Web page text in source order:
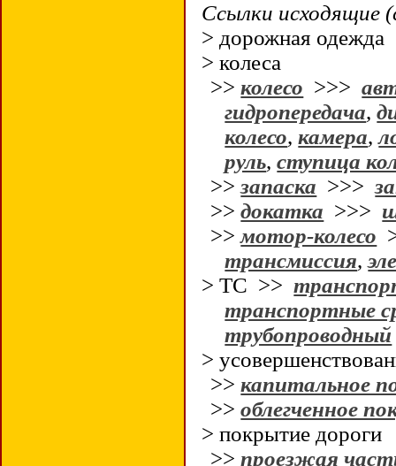
Ссылки исходящие
> дорожная
> колеса
>>колесо >>>
гидропередача,
колесо,камера,
руль,ступица
>>запаска >>>
>>докатка >>>
>>мотор-колесо
трансмиссия,
> ТС >>
транспортные
трубопроводный
>
>>капитальное
>>облегченное
> покрытие дороги
>>проезжая